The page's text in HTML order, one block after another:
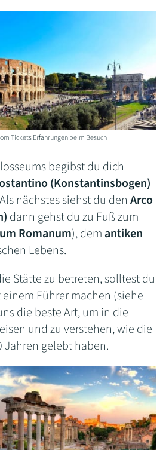
Tickets Erfahrungen beim Besuch
begibst du dich
(Konstantinsbogen)
nächstes siehst du den Arco
dann gehst du zu Fuß zum
Romanum), dem antiken
Lebens.
Stätte zu betreten, solltest du
Führer machen (siehe
die beste Art, um in die
und zu verstehen, wie die
Jahren gelebt haben.